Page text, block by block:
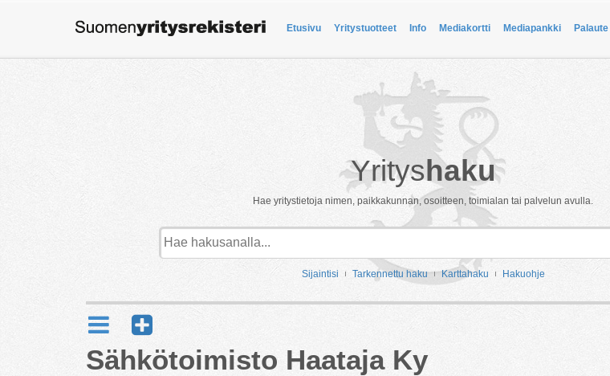
Etusivu Yritystuotteet Info Mediakortti Mediapankki Palaute
Yrityshaku
Hae yritystietoja nimen, paikkakunnan, osoitteen, toimialan tai palvelun avulla.
Sijaintisi Tarkennettu haku Karttahaku Hakuohje
Sähkötoimisto Haataja Ky